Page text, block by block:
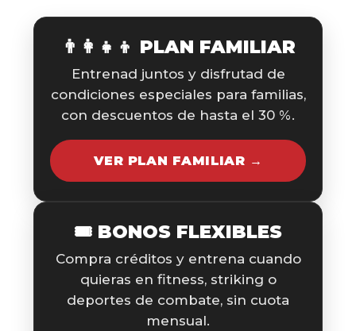
👨‍👩‍👧‍👦 PLAN FAMILIAR
Entrenad juntos y disfrutad de
condiciones especiales para familias,
con descuentos de hasta el 30 %.
VER PLAN FAMILIAR →
🎟️ BONOS FLEXIBLES
Compra créditos y entrena cuando
quieras en fitness, striking o
deportes de combate, sin cuota
mensual.